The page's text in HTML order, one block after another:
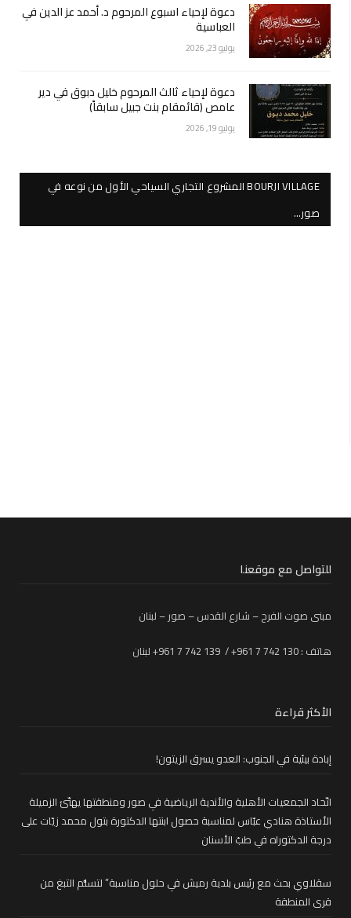
دعوة لإحياء اسبوع المرحوم د. أحمد عز الدين في
العباسية
يوليو 23, 2026
دعوة لإحياء ثالث المرحوم خليل دبوق في دير
عامص (قائمقام بنت جبيل سابقاً)
يوليو 19, 2026
BOURJI VILLAGE المشروع التجاري السياحي الأول من نوعه في
صور…
للتواصل مع موقعنا
مبنى صوت الفرح – شارع القدس – صور – لبنان
هاتف : 130 742 7 961+ / 139 742 7 961+ لبنان
الأكثر قراءة
إبادة بيئية في الجنوب: العدو يسرق الزيتون!
اتّحاد الجمعيات الأهلية والأندية الرياضية في صور ومنطقتها يهنّئ الزميلة
الأستاذة هنادي عبّاس لمناسبة حصول ابنتها الدكتورة بتول محمد زيّات على
درجة الدكتوراه في طبّ الأسنان
سقلاوي بحث مع رئيس بلدية رميش في حلول مناسبة” لتسلُّم التبغ من
قرى المنطقة